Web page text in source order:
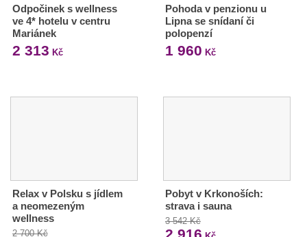
Odpočinek s wellness
ve 4* hotelu v centru
Mariánek
2 313 Kč
Pohoda v penzionu u
Lipna se snídaní či
polopenzí
1 960 Kč
Relax v Polsku s jídlem
a neomezeným
wellness
2 700 Kč
Pobyt v Krkonoších:
strava i sauna
3 542 Kč